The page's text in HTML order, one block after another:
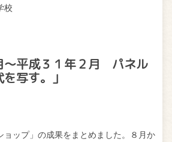
校
～平成３１年２月 パネル
写す。」
ップ」の成果をまとめました。８月か